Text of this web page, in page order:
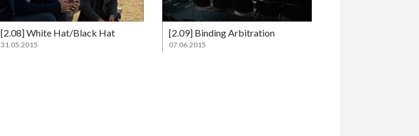
[2.08] White Hat/Black Hat
31.05.2015
[2.09] Binding Arbitration
07.06.2015